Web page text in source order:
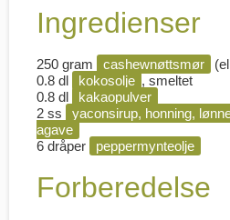
Ingredienser
250 gram cashewnøttsmør
0.8 dl
kokosolje , smeltet
0.8 dl
kakaopulver
2 ss
yaconsirup, honning,
agave
6 dråper
peppermynteolje
Forberedelse